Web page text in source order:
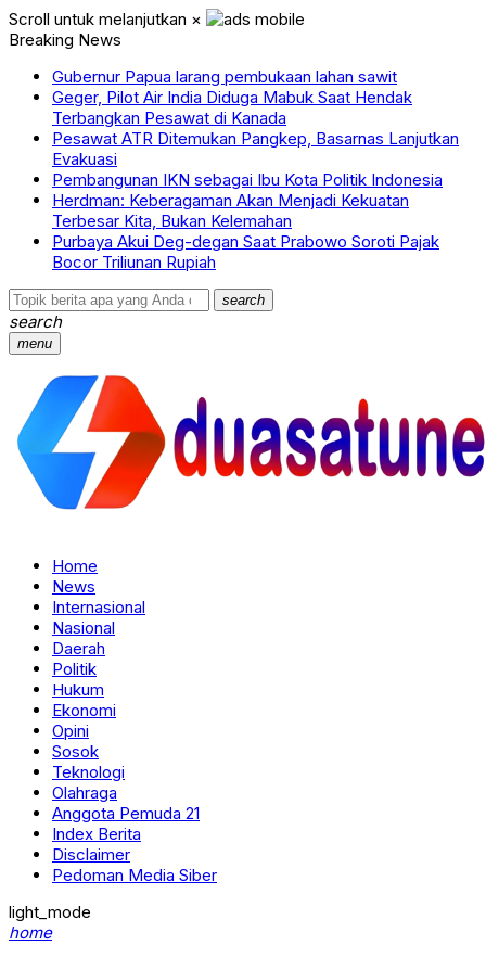
Scroll untuk melanjutkan ×
Breaking News
Gubernur Papua larang pembukaan lahan sawit
Geger, Pilot Air India Diduga Mabuk Saat Hendak
Terbangkan Pesawat di Kanada
Pesawat ATR Ditemukan Pangkep, Basarnas Lanjutkan
Evakuasi
Pembangunan IKN sebagai Ibu Kota Politik Indonesia
Herdman: Keberagaman Akan Menjadi Kekuatan
Terbesar Kita, Bukan Kelemahan
Purbaya Akui Deg-degan Saat Prabowo Soroti Pajak
Bocor Triliunan Rupiah
search
search
menu
Home
News
Internasional
Nasional
Daerah
Politik
Hukum
Ekonomi
Opini
Sosok
Teknologi
Olahraga
Anggota Pemuda 21
Index Berita
Disclaimer
Pedoman Media Siber
light_mode
home